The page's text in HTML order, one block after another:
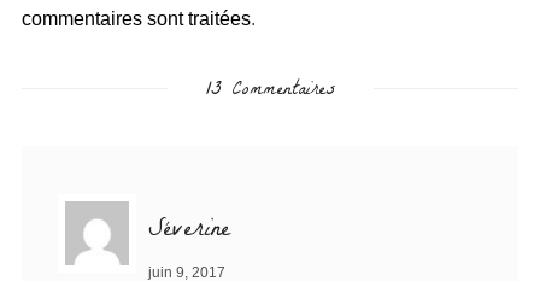
commentaires sont traitées.
13 Commentaires
Séverine
juin 9, 2017